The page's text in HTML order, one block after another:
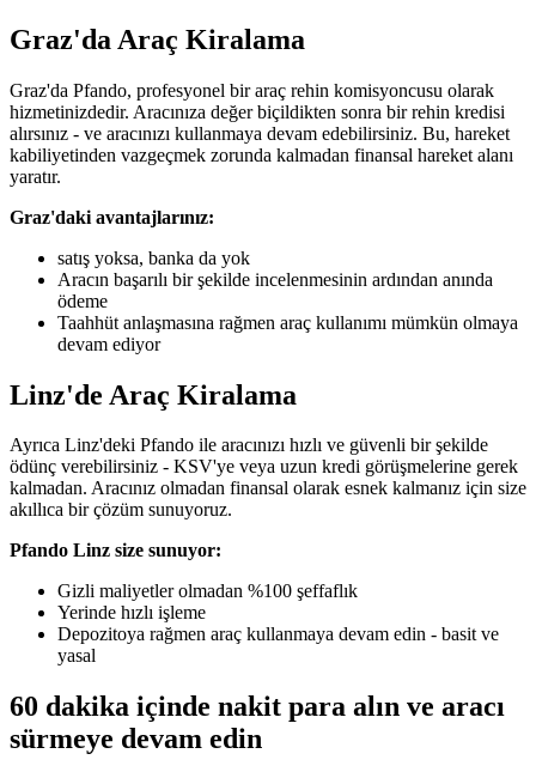
Graz'da Araç Kiralama
Graz'da Pfando, profesyonel bir araç rehin komisyoncusu olarak
hizmetinizdedir. Aracınıza değer biçildikten sonra bir rehin kredisi
alırsınız - ve aracınızı kullanmaya devam edebilirsiniz. Bu, hareket
kabiliyetinden vazgeçmek zorunda kalmadan finansal hareket alanı
yaratır.
Graz'daki avantajlarınız:
satış yoksa, banka da yok
Aracın başarılı bir şekilde incelenmesinin ardından anında
ödeme
Taahhüt anlaşmasına rağmen araç kullanımı mümkün olmaya
devam ediyor
Linz'de Araç Kiralama
Ayrıca Linz'deki Pfando ile aracınızı hızlı ve güvenli bir şekilde
ödünç verebilirsiniz - KSV'ye veya uzun kredi görüşmelerine gerek
kalmadan. Aracınız olmadan finansal olarak esnek kalmanız için size
akıllıca bir çözüm sunuyoruz.
Pfando Linz size sunuyor:
Gizli maliyetler olmadan %100 şeffaflık
Yerinde hızlı işleme
Depozitoya rağmen araç kullanmaya devam edin - basit ve
yasal
60 dakika içinde nakit para alın ve aracı
sürmeye devam edin